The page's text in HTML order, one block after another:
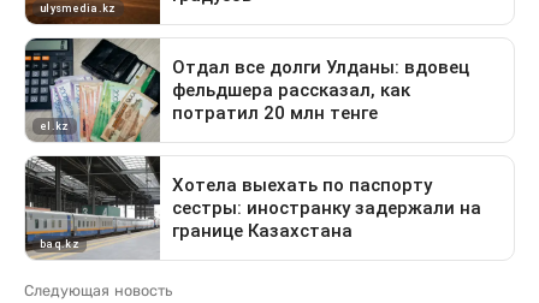
Следующая новость